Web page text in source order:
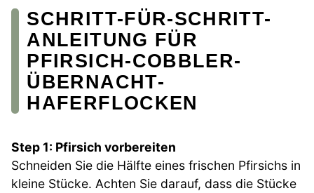
SCHRITT-FÜR-SCHRITT-
ANLEITUNG FÜR
PFIRSICH-COBBLER-
ÜBERNACHT-
HAFERFLOCKEN
Step 1: Pfirsich vorbereiten
Schneiden Sie die Hälfte eines frischen Pfirsichs in
kleine Stücke. Achten Sie darauf, dass die Stücke